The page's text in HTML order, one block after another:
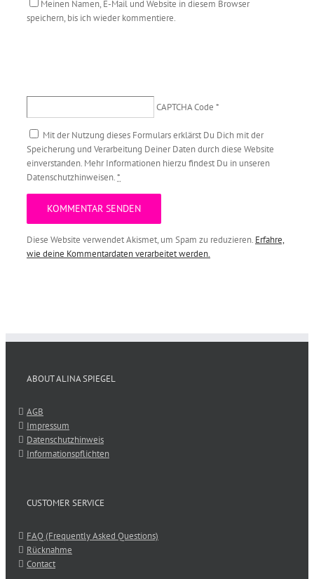
Meinen Namen, E-Mail und Website in diesem Browser
speichern, bis ich wieder kommentiere.
CAPTCHA Code *
Mit der Nutzung dieses Formulars erklärst Du Dich mit der
Speicherung und Verarbeitung Deiner Daten durch diese Website
einverstanden. Mehr Informationen hierzu findest Du in unseren
Datenschutzhinweisen.*
Diese Website verwendet Akismet, um Spam zu reduzieren. Erfahre,
wie deine Kommentardaten verarbeitet werden.
ABOUT ALINA SPIEGEL
AGB
Impressum
Datenschutzhinweis
Informationspflichten
CUSTOMER SERVICE
FAQ (Frequently Asked Questions)
Rücknahme
Contact